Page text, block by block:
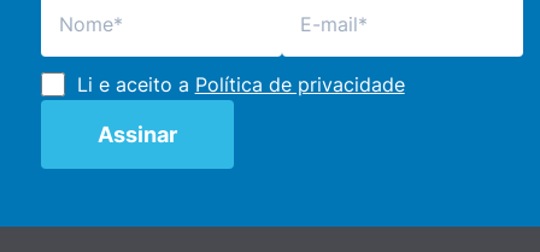
Li e aceito a Política de privacidade